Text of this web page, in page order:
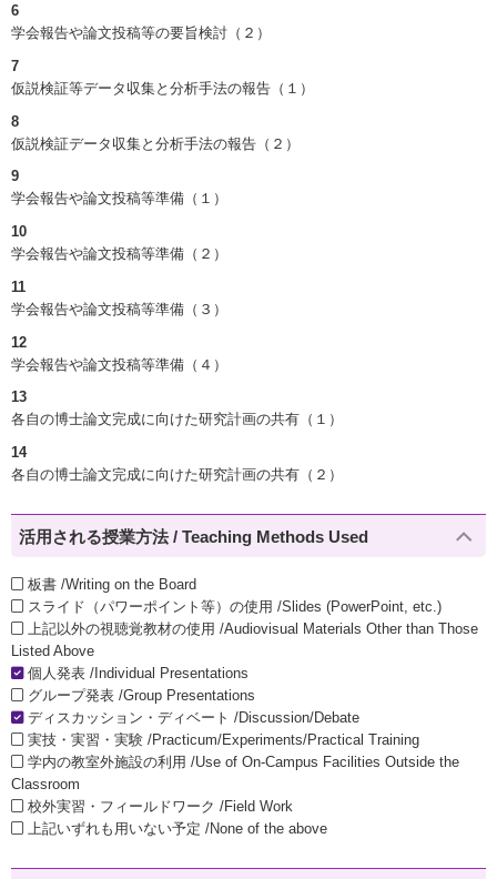
6
学会報告や論文投稿等の要旨検討（２）
7
仮説検証等データ収集と分析手法の報告（１）
8
仮説検証データ収集と分析手法の報告（２）
9
学会報告や論文投稿等準備（１）
10
学会報告や論文投稿等準備（２）
11
学会報告や論文投稿等準備（３）
12
学会報告や論文投稿等準備（４）
13
各自の博士論文完成に向けた研究計画の共有（１）
14
各自の博士論文完成に向けた研究計画の共有（２）
活用される授業方法 / Teaching Methods Used
板書 /Writing on the Board
スライド（パワーポイント等）の使用 /Slides (PowerPoint, etc.)
上記以外の視聴覚教材の使用 /Audiovisual Materials Other than Those
Listed Above
個人発表 /Individual Presentations
グループ発表 /Group Presentations
ディスカッション・ディベート /Discussion/Debate
実技・実習・実験 /Practicum/Experiments/Practical Training
学内の教室外施設の利用 /Use of On-Campus Facilities Outside the
Classroom
校外実習・フィールドワーク /Field Work
上記いずれも用いない予定 /None of the above